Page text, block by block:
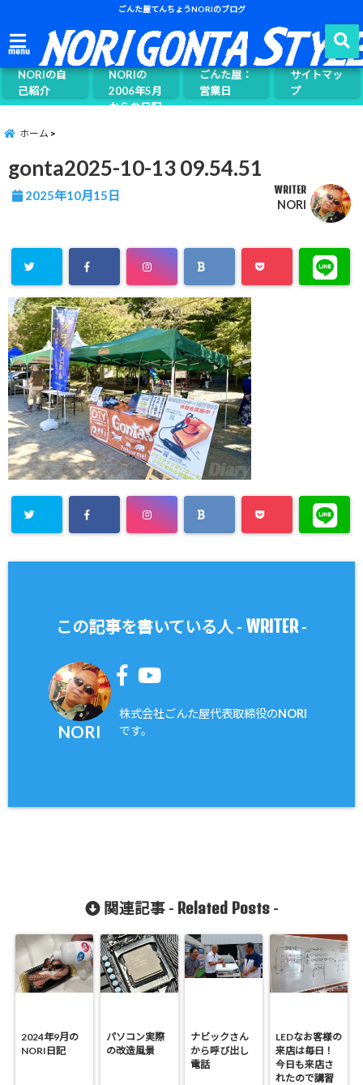
ごんた屋てんちょうNORIのブログ
menu
NORIの自
己紹介
ごんた屋て
んちょう
NORIの
2006年5月
からの日記
ごんた屋：
営業日
サイトマッ
プ
ホーム
gonta2025-10-13 09.54.51
2025年10月15日 WRITER
NORI
この記事を書いている人 - WRITER-
NORI
株式会社ごんた屋代表取締役のNORI
です。
関連記事 - Related Posts-
2024年9月の
NORI日記
パソコン実際
の改造風景
ナビックさん
から呼び出し
電話
LEDなお客様の
来店は毎日！
今日も来店さ
れたので講習